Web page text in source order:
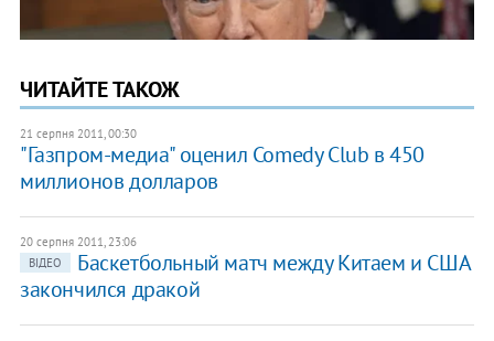
ЧИТАЙТЕ ТАКОЖ
21 серпня 2011, 00:30
"Газпром-медиа" оценил Comedy Club в 450
миллионов долларов
20 серпня 2011, 23:06
ВІДЕО
Баскетбольный матч между Китаем и США
закончился дракой